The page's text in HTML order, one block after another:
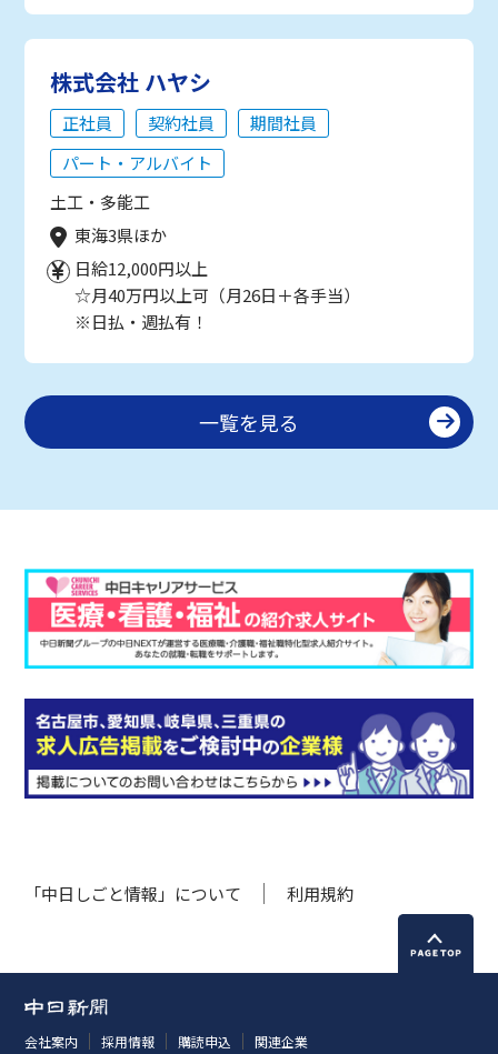
株式会社 ハヤシ
正社員 契約社員
期間社員
パート・アルバイト
土工・多能工
東海3県ほか
日給12,000円以上
☆月40万円以上可（月26日＋各手当）
※日払・週払有！
一覧を見る
「中日しごと情報」について 利用規約
会社案内 採用情報 購読申込 関連企業